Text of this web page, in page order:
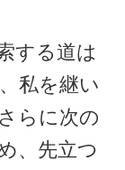
する道は
私を継い
らに次の
、先立つ